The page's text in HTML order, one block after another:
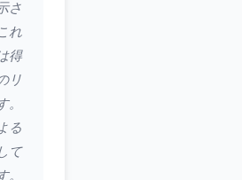
さ
れ
得
リ
。
る
て
。